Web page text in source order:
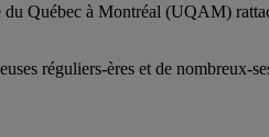
Québec à Montréal (UQAM)
réguliers-ères et de nombreux-